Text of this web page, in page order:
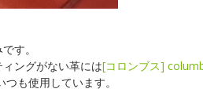
す。
ングがない革には[コロンブス]
つも使用しています。